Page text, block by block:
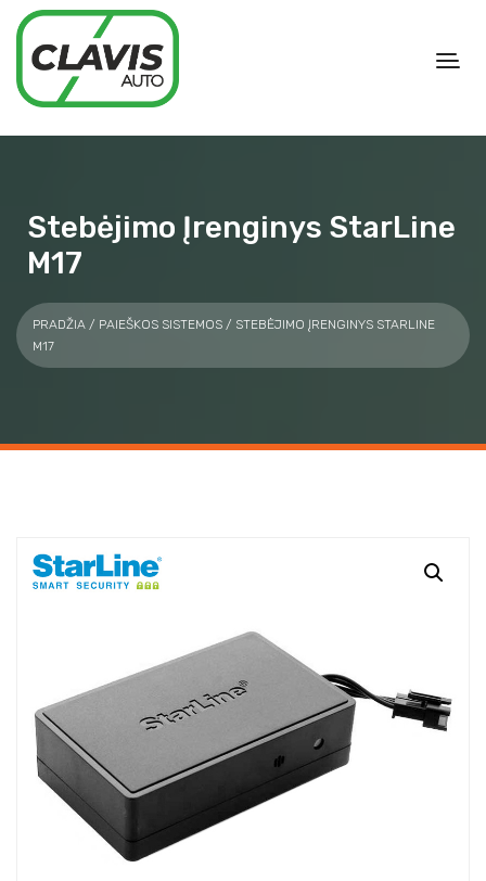
Stebėjimo Įrenginys StarLine
M17
PRADŽIA / PAIEŠKOS SISTEMOS / STEBĖJIMO ĮRENGINYS STARLINE
M17